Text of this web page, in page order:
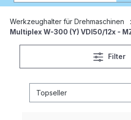
Werkzeughalter für Drehmaschinen
Multiplex W-300 (Y) VDI50/12x -
Filter